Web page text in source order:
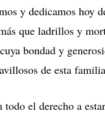
y dedicamos hoy
que ladrillos y
bondad y
de esta
el derecho a